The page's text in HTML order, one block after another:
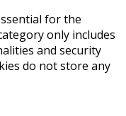
for the
only includes
and security
do not store any